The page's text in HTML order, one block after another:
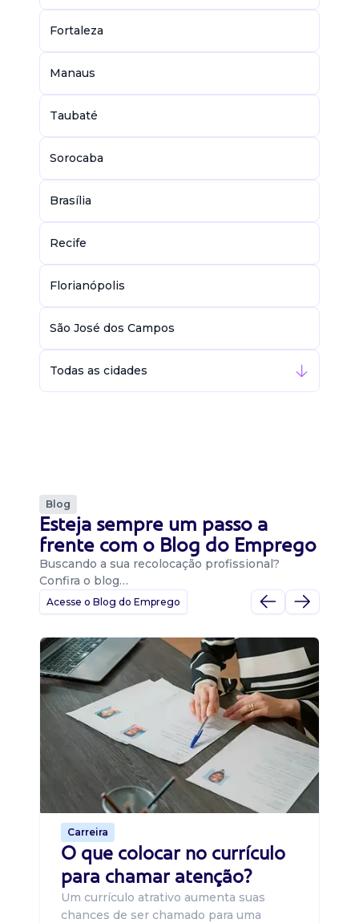
Fortaleza
Manaus
Taubaté
Sorocaba
Brasília
Recife
Florianópolis
São José dos Campos
Todas as cidades
Blog
Esteja sempre um passo a
frente com o Blog do Emprego
Buscando a sua recolocação profissional?
Confira o blog…
Acesse o Blog do Emprego
Carreira
O que colocar no currículo
para chamar atenção?
Um currículo atrativo aumenta suas
chances de ser chamado para uma